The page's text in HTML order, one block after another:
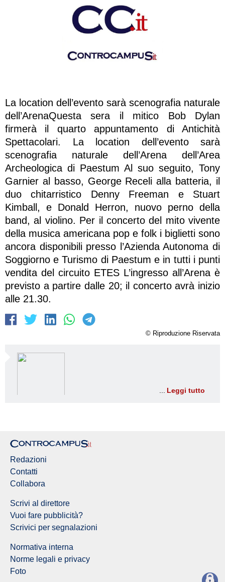
La location dell’evento sarà scenografia naturale
dell’ArenaQuesta sera il mitico Bob Dylan
firmerà il quarto appuntamento di Antichità
Spettacolari. La location dell’evento sarà
scenografia naturale dell’Arena dell’Area
Archeologica di Paestum Al suo seguito, Tony
Garnier al basso, George Receli alla batteria, il
duo chitarristico Denny Freeman e Stuart
Kimball, e Donald Herron, nuovo perno della
band, al violino. Per il concerto del mito vivente
della musica americana pop e folk i biglietti sono
ancora disponibili presso l’Azienda Autonoma di
Soggiorno e Turismo di Paestum e in tutti i punti
vendita del circuito ETES L’ingresso all’Arena è
previsto a partire dalle 20; il concerto avrà inizio
alle 21.30.
© Riproduzione Riservata
Leggi tutto
Redazioni
Contatti
Collabora
Scrivi al direttore
Vuoi fare pubblicità?
Scrivici per segnalazioni
Normativa interna
Norme legali e privacy
Foto